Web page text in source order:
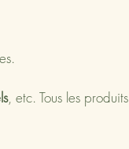
.
, etc. Tous les produits